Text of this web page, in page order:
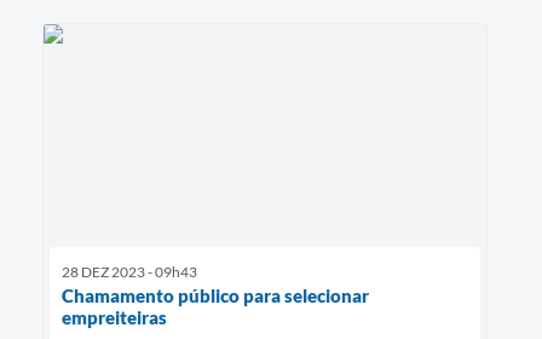
28 DEZ 2023 - 09h43
Chamamento público para selecionar
empreiteiras